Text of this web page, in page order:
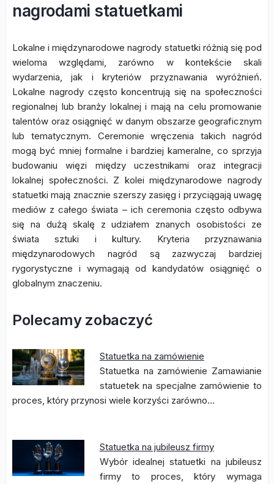
nagrodami statuetkami
Lokalne i międzynarodowe nagrody statuetki różnią się pod
wieloma względami, zarówno w kontekście skali
wydarzenia, jak i kryteriów przyznawania wyróżnień.
Lokalne nagrody często koncentrują się na społeczności
regionalnej lub branży lokalnej i mają na celu promowanie
talentów oraz osiągnięć w danym obszarze geograficznym
lub tematycznym. Ceremonie wręczenia takich nagród
mogą być mniej formalne i bardziej kameralne, co sprzyja
budowaniu więzi między uczestnikami oraz integracji
lokalnej społeczności. Z kolei międzynarodowe nagrody
statuetki mają znacznie szerszy zasięg i przyciągają uwagę
mediów z całego świata – ich ceremonia często odbywa
się na dużą skalę z udziałem znanych osobistości ze
świata sztuki i kultury. Kryteria przyznawania
międzynarodowych nagród są zazwyczaj bardziej
rygorystyczne i wymagają od kandydatów osiągnięć o
globalnym znaczeniu.
Polecamy zobaczyć
Statuetka na zamówienie
Statuetka na zamówienie Zamawianie
statuetek na specjalne zamówienie to
proces, który przynosi wiele korzyści zarówno…
Statuetka na jubileusz firmy
Wybór idealnej statuetki na jubileusz
firmy to proces, który wymaga